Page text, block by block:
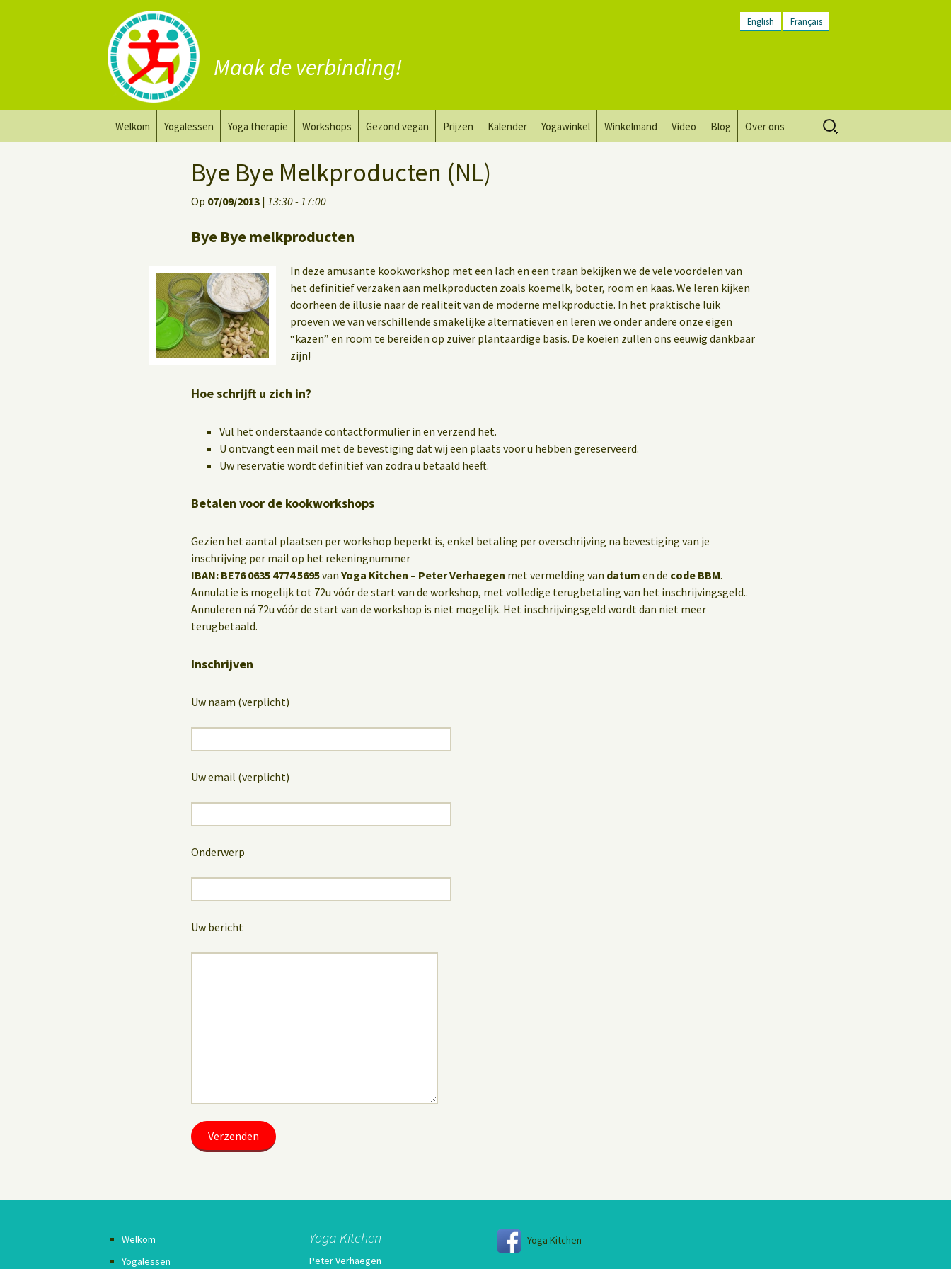
English Français
Maak de verbinding!
Welkom Yogalessen
Prana Yoga Flow Basic
Deep Stretch Yin Yoga
Yoga op het werk
Yoga therapie
Yoga voor heling
Workshops
Naaktyoga voor mannen
Gezond vegan Prijzen Kalender Yogawinkel Winkelmand Video Blog Over ons
Algemene voorwaarden
Zoeken
naar:
Bye Bye Melkproducten (NL)
Op 07/09/2013 | 13:30 - 17:00
Bye Bye melkproducten
In deze amusante kookworkshop met een lach en een traan bekijken we de vele voordelen van
het definitief verzaken aan melkproducten zoals koemelk, boter, room en kaas. We leren kijken
doorheen de illusie naar de realiteit van de moderne melkproductie. In het praktische luik
proeven we van verschillende smakelijke alternatieven en leren we onder andere onze eigen
“kazen” en room te bereiden op zuiver plantaardige basis. De koeien zullen ons eeuwig dankbaar
zijn!
Hoe schrijft u zich in?
Vul het onderstaande contactformulier in en verzend het.
U ontvangt een mail met de bevestiging dat wij een plaats voor u hebben gereserveerd.
Uw reservatie wordt definitief van zodra u betaald heeft.
Betalen voor de kookworkshops
Gezien het aantal plaatsen per workshop beperkt is, enkel betaling per overschrijving na bevestiging van je
inschrijving per mail op het rekeningnummer
IBAN: BE76 0635 4774 5695van Yoga Kitchen – Peter Verhaegen met vermelding van datum en de code BBM.
Annulatie is mogelijk tot 72u vóór de start van de workshop, met volledige terugbetaling van het inschrijvingsgeld..
Annuleren ná 72u vóór de start van de workshop is niet mogelijk. Het inschrijvingsgeld wordt dan niet meer
terugbetaald.
Inschrijven
Uw naam (verplicht)
Uw email (verplicht)
Onderwerp
Uw bericht
Welkom
Yogalessen
Yoga Kitchen
Peter Verhaegen
Yoga Kitchen